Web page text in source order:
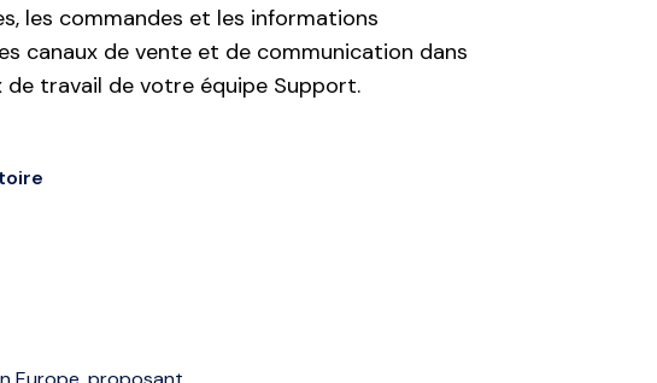
les commandes et les informations
canaux de vente et de communication dans
de travail de votre équipe Support.